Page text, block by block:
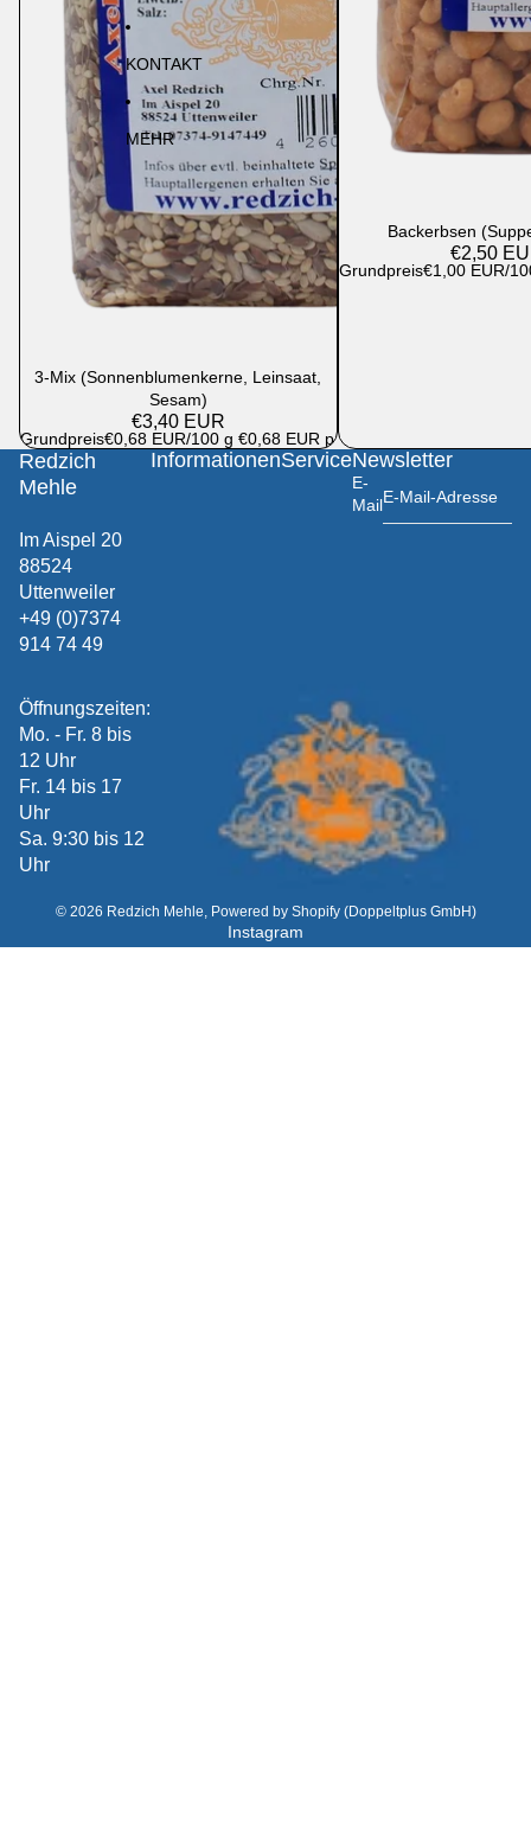
KONTAKT
MEHR
3-Mix (Sonnenblumenkerne, Leinsaat,
Sesam)
€3,40 EUR
Grundpreis€0,68 EUR/100 g €0,68 EUR pro 100 g
Backerbsen
€2,50
Grundpreis€1,00 EUR/
Redzich
Mehle
Im Aispel 20
88524
Uttenweiler
+49 (0)7374
914 74 49
Öffnungszeiten:
Mo. - Fr. 8 bis
12 Uhr
Fr. 14 bis 17
Uhr
Sa. 9:30 bis 12
Uhr
InformationenServiceNewsletter
E-
Mail
© 2026 Redzich Mehle, Powered by Shopify (Doppeltplus GmbH)
Instagram